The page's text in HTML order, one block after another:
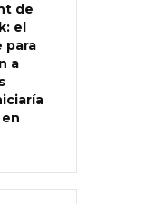
de
el
para
a